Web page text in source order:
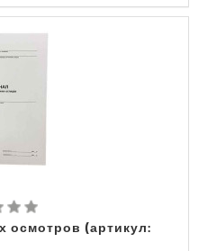
осмотров (артикул: